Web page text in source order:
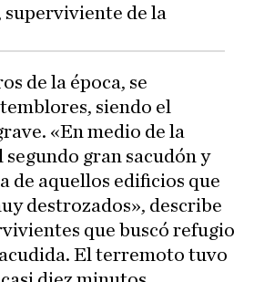
de la
de la época, se
siendo el
«En medio de la
gran sacudón y
de aquellos edificios que
destrozados», describe
que buscó refugio
El terremoto tuvo